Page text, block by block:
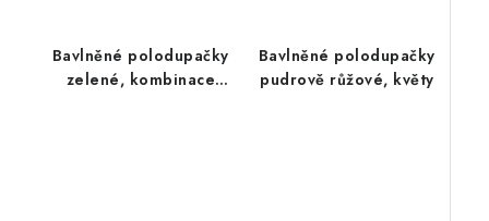
Bavlněné polodupačky
zelené, kombinace
Bavlněné polodupačky
pudrově růžové, květy